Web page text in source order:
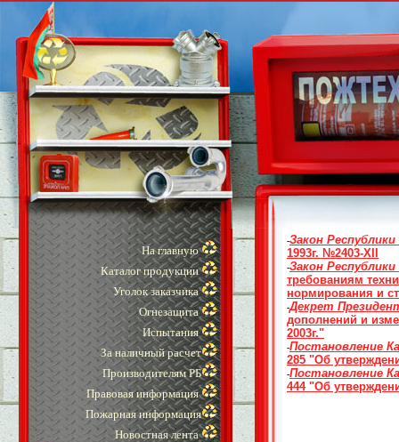
На главную
Каталог продукции
Уголок заказчика
Огнезащита
Испытания
За наличный расчет
Производителям РБ
Правовая информация
Пожарная информация
Новостная лента
-Закон Республики
1993г. №2403-XII
-Закон Республики
требованиям
нормирования и
-Декрет
дополнений и
2003г."
-Постановление
285 "Об
-Постановление
444 "Об